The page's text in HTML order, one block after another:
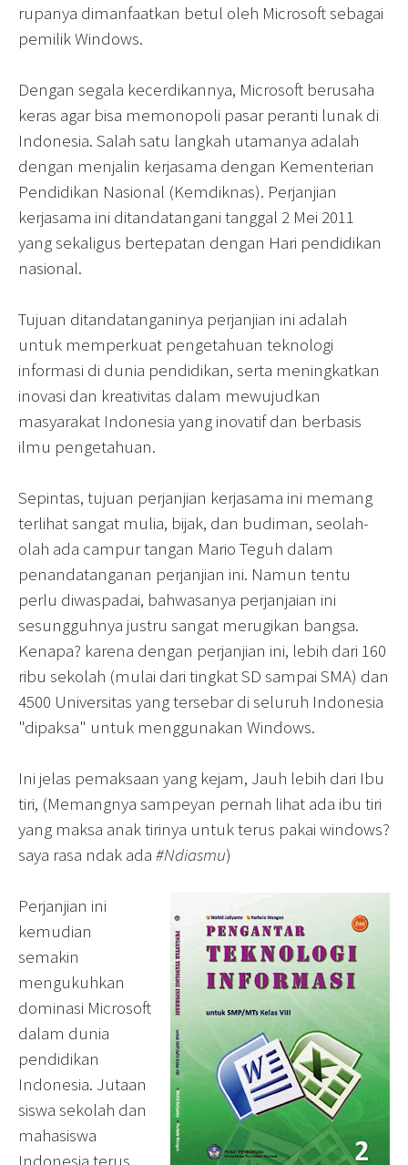
rupanya dimanfaatkan betul oleh Microsoft sebagai
pemilik Windows.
Dengan segala kecerdikannya, Microsoft berusaha
keras agar bisa memonopoli pasar peranti lunak di
Indonesia. Salah satu langkah utamanya adalah
dengan menjalin kerjasama dengan Kementerian
Pendidikan Nasional (Kemdiknas). Perjanjian
kerjasama ini ditandatangani tanggal 2 Mei 2011
yang sekaligus bertepatan dengan Hari pendidikan
nasional.
Tujuan ditandatanganinya perjanjian ini adalah
untuk memperkuat pengetahuan teknologi
informasi di dunia pendidikan, serta meningkatkan
inovasi dan kreativitas dalam mewujudkan
masyarakat Indonesia yang inovatif dan berbasis
ilmu pengetahuan.
Sepintas, tujuan perjanjian kerjasama ini memang
terlihat sangat mulia, bijak, dan budiman, seolah-
olah ada campur tangan Mario Teguh dalam
penandatanganan perjanjian ini. Namun tentu
perlu diwaspadai, bahwasanya perjanjaian ini
sesungguhnya justru sangat merugikan bangsa.
Kenapa? karena dengan perjanjian ini, lebih dari 160
ribu sekolah (mulai dari tingkat SD sampai SMA) dan
4500 Universitas yang tersebar di seluruh Indonesia
"dipaksa" untuk menggunakan Windows.
Ini jelas pemaksaan yang kejam, Jauh lebih dari Ibu
tiri, (Memangnya sampeyan pernah lihat ada ibu tiri
yang maksa anak tirinya untuk terus pakai windows?
saya rasa ndak ada #Ndiasmu)
Perjanjian ini
kemudian
semakin
mengukuhkan
dominasi Microsoft
dalam dunia
pendidikan
Indonesia. Jutaan
siswa sekolah dan
mahasiswa
Indonesia terus